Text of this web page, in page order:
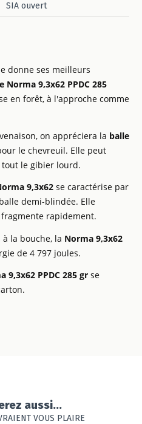
SIA ouvert
donne ses meilleurs
Norma 9,3x62 PPDC 285
en forêt, à l'approche comme
on appréciera la balle
le chevreuil. Elle peut
le gibier lourd.
9,3x62 se caractérise par
demi-blindée. Elle
rapidement.
la bouche, la Norma 9,3x62
de 4 797 joules.
9,3x62 PPDC 285 gr se
aussi...
VOUS PLAIRE